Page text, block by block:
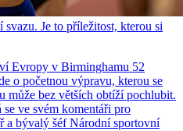
svazu. Je to příležitost, kterou si
Evropy v Birminghamu 52
o početnou výpravu, kterou se
může bez větších obtíží pochlubit.
se ve svém komentáři pro
a bývalý šéf Národní sportovní